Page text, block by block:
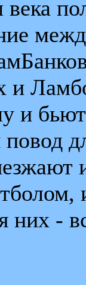
и
и
них -